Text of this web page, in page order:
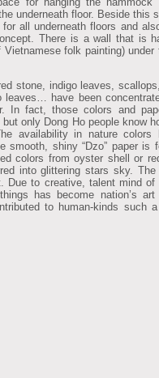
underneath floor. Beside this
all underneath floors and
There is a wall that is
Vietnamese folk painting) under
stone, indigo leaves,
leaves… have been
In fact, those colors and
only Dong Ho people know
availability in nature colors
smooth, shiny “Dzo” paper is
colors from oyster shell or
into glittering stars sky. The
Due to creative, talent mind of
has become nation’s art
to human-kinds such